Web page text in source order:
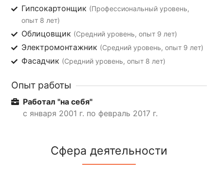
Гипсокартонщик (Профессиональный уровень,
опыт 8 лет)
Облицовщик (Средний уровень, опыт 9 лет)
Электромонтажник (Средний уровень, опыт 9 лет)
Фасадчик (Средний уровень, опыт 8 лет)
Опыт работы
Работал "на себя"
с января 2001 г. по февраль 2017 г.
Сфера деятельности